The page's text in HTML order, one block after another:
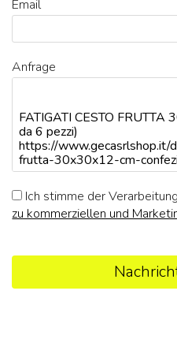
Email
Anfrage
Ich stimme der
zu kommerziellen und